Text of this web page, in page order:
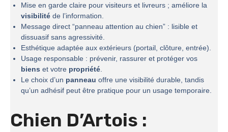
Mise en garde claire pour visiteurs et livreurs ; améliore la
visibilité de l’information.
Message direct “panneau attention au chien” : lisible et
dissuasif sans agressivité.
Esthétique adaptée aux extérieurs (portail, clôture, entrée).
Usage responsable : prévenir, rassurer et protéger vos
biens et votre propriété.
Le choix d’un panneau offre une visibilité durable, tandis
qu’un adhésif peut être pratique pour un usage temporaire.
Chien D’Artois :